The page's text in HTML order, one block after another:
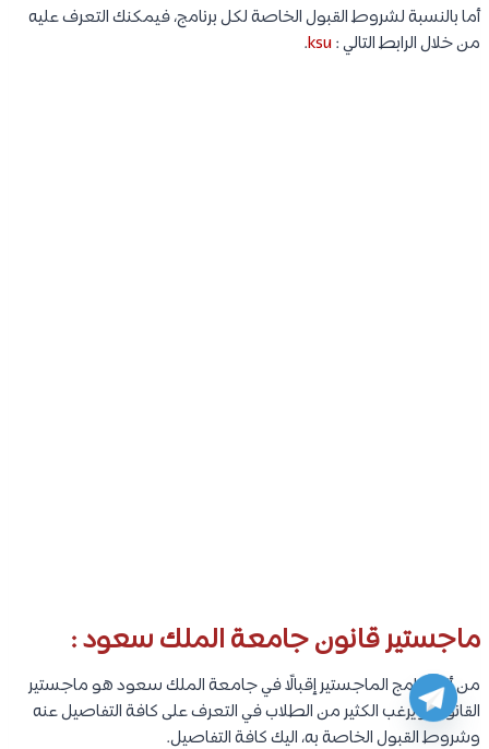
أما بالنسبة لشروط القبول الخاصة لكل برنامج، فيمكنك التعرف عليه
من خلال الرابط التالي :ksu
.
ماجستير قانون جامعة الملك سعود :
من أكثر برامج الماجستير إقبالًا في جامعة الملك سعود هو ماجستير
القانون، ويرغب الكثير من الطلاب في التعرف على كافة التفاصيل عنه
وشروط القبول الخاصة به، اليك كافة التفاصيل.